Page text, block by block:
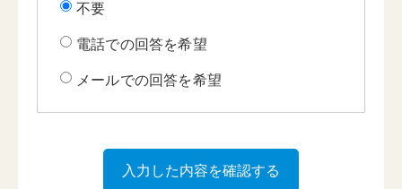
不要
電話での回答を希望
メールでの回答を希望